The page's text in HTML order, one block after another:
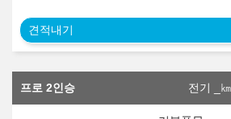
견적내기
프로 2인승 전기 _